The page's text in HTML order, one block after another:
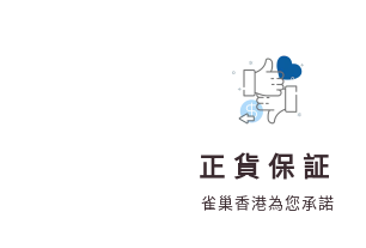
正貨保証
雀巢香港為您承諾